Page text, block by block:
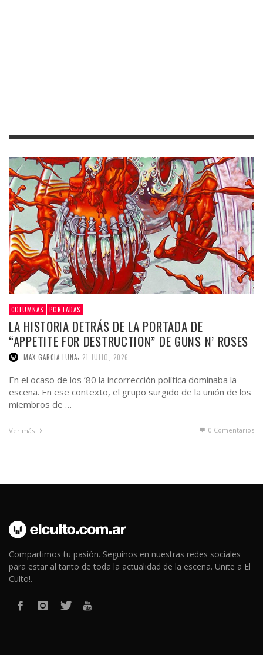
COLUMNAS PORTADAS
LA HISTORIA DETRÁS DE LA PORTADA DE
“APPETITE FOR DESTRUCTION” DE GUNS N’ ROSES
MAX GARCIA LUNA 21 JULIO, 2026
En el ocaso de los ’80 la incorrección política dominaba la
escena. En ese contexto, el grupo surgido de la unión de los
miembros de …
Ver más 0 Comentarios
Compartimos tu pasión. Seguinos en nuestras redes sociales
para estar al tanto de toda la actualidad de la escena. Unite a El
Culto!.